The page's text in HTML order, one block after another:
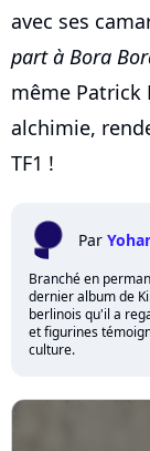
avec ses
part à Bora
même Patrick
alchimie,
TF1 !
Par
Branché en
dernier album de
berlinois qu'il a
et figurines
culture.